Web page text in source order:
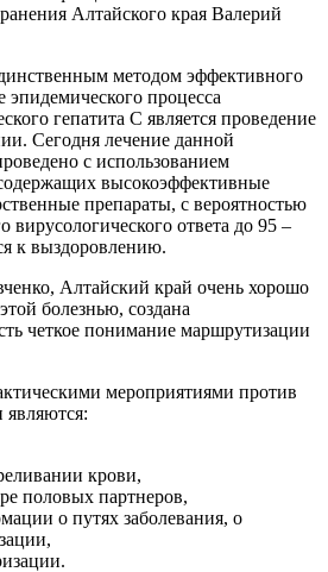
Алтайского края Валерий
методом эффективного
эпидемического процесса
гепатита С является проведение
Сегодня лечение данной
с использованием
высокоэффективные
препараты, с вероятностью
вирусологического ответа до 95 –
к выздоровлению.
Алтайский край очень хорошо
болезнью, создана
четкое понимание маршрутизации
мероприятиями против
являются:
крови,
половых партнеров,
о путях заболевания, о